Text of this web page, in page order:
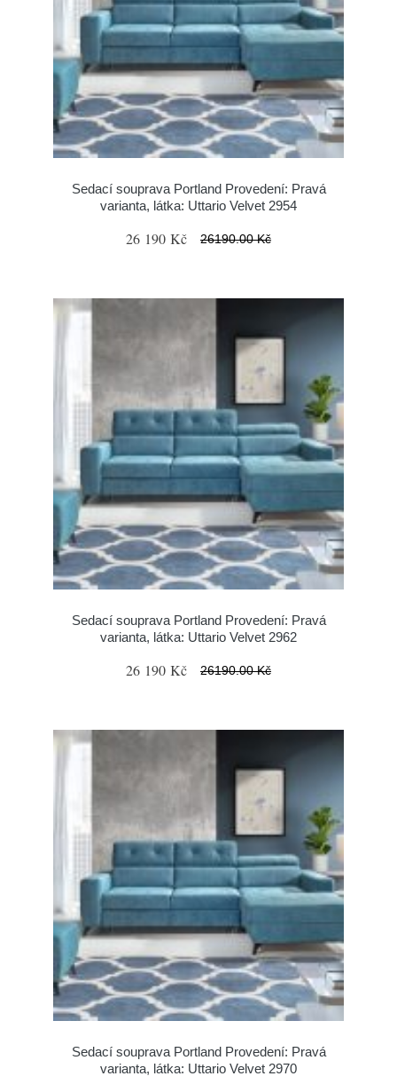
Sedací souprava Portland Provedení: Pravá
varianta, látka: Uttario Velvet 2954
26 190 Kč 26190.00 Kč
Sedací souprava Portland Provedení: Pravá
varianta, látka: Uttario Velvet 2962
26 190 Kč 26190.00 Kč
Sedací souprava Portland Provedení: Pravá
varianta, látka: Uttario Velvet 2970